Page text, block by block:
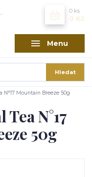
Menu
Hledat
0 ks
0 Kč
N°17 Mountain Breeze 50g
N°17
50g